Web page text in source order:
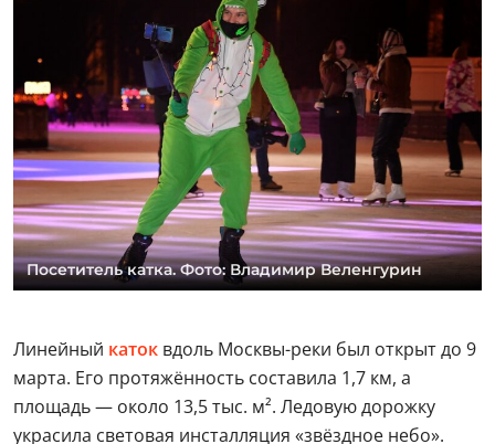
Посетитель катка. Фото: Владимир Веленгурин
Линейный каток вдоль Москвы-реки был открыт до 9
марта. Его протяжённость составила 1,7 км, а
площадь — около 13,5 тыс. м². Ледовую дорожку
украсила световая инсталляция «звёздное небо».